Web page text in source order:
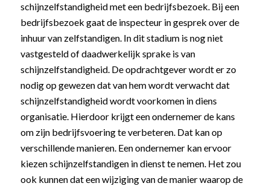
schijnzelfstandigheid met een bedrijfsbezoek. Bij een
bedrijfsbezoek gaat de inspecteur in gesprek over de
inhuur van zelfstandigen. In dit stadium is nog niet
vastgesteld of daadwerkelijk sprake is van
schijnzelfstandigheid. De opdrachtgever wordt er zo
nodig op gewezen dat van hem wordt verwacht dat
schijnzelfstandigheid wordt voorkomen in diens
organisatie. Hierdoor krijgt een ondernemer de kans
om zijn bedrijfsvoering te verbeteren. Dat kan op
verschillende manieren. Een ondernemer kan ervoor
kiezen schijnzelfstandigen in dienst te nemen. Het zou
ook kunnen dat een wijziging van de manier waarop de